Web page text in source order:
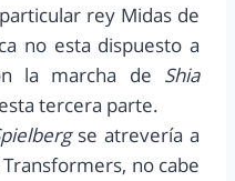
rey Midas de
no esta dispuesto a
la marcha de Shia
tercera parte.
se atrevería a
no cabe